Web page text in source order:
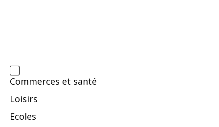
Commerces et santé
Loisirs
Ecoles